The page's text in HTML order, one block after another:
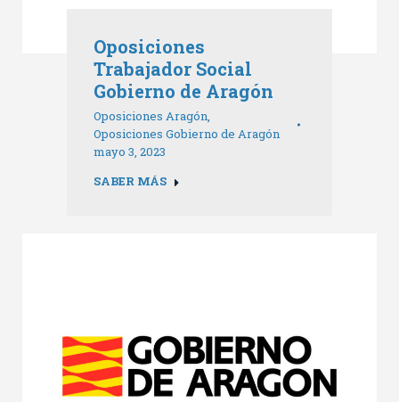
Oposiciones
Trabajador Social
Gobierno de Aragón
Oposiciones Aragón
Oposiciones Gobierno de Aragón
mayo 3, 2023
SABER MÁS